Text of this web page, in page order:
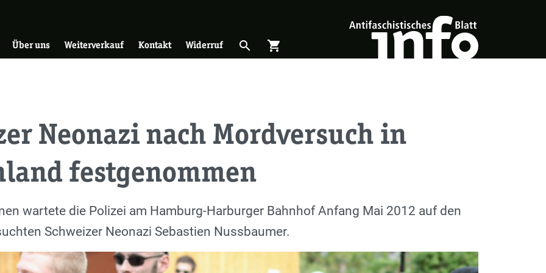
Über uns Weiterverkauf Kontakt Widerruf Suche öffnen
search Warenkorb öffnen
shopping_cart
Neonazi nach Mordversuch in
festgenommen
wartete die Polizei am Hamburg-Harburger Bahnhof Anfang Mai 2012 auf den
Schweizer Neonazi Sebastien Nussbaumer.